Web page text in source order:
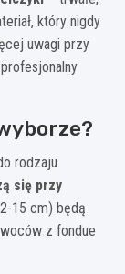
który nigdy
uwagi przy
rodzaju
się przy
15 cm) będą
z fondue